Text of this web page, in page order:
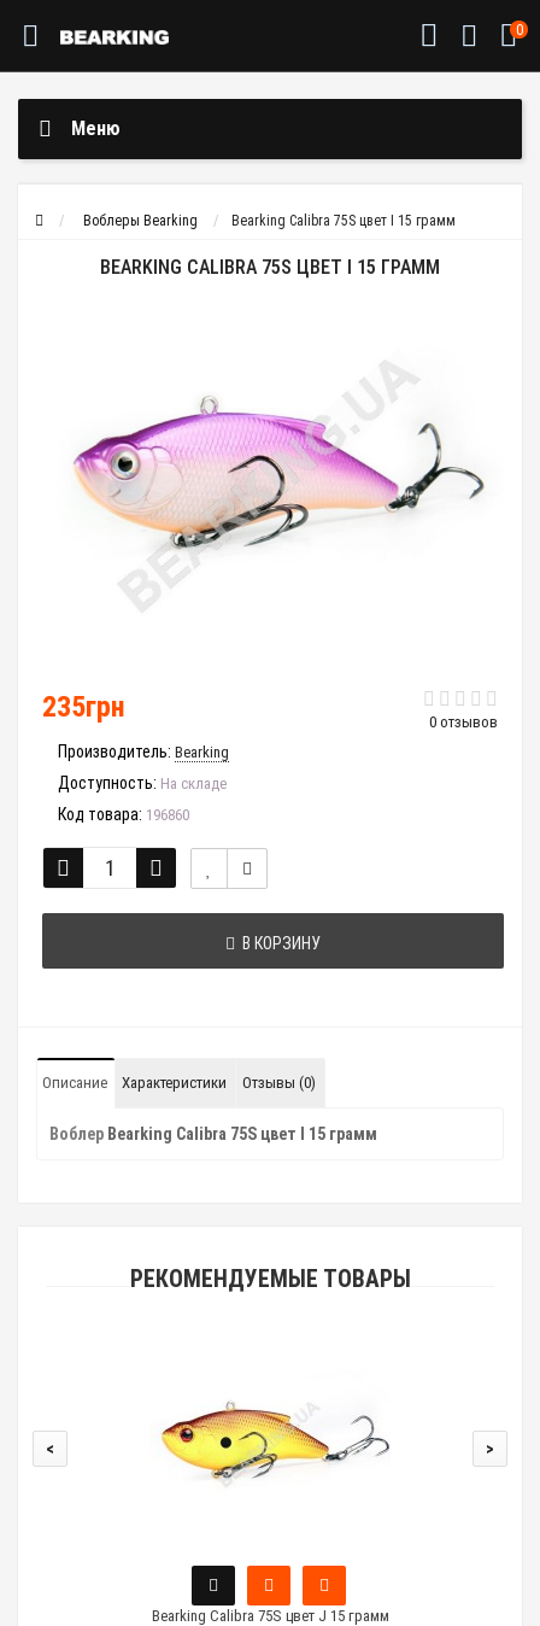
0
Меню
Воблеры Bearking Bearking Calibra 75S цвет I 15 грамм
BEARKING CALIBRA 75S ЦВЕТ I 15 ГРАММ
0 отзывов
235грн
Производитель: Bearking
Доступность: На складе
Код товара: 196860
В КОРЗИНУ
Описание Характеристики Отзывы (0)
Воблер Bearking Calibra 75S цвет I 15 грамм
РЕКОМЕНДУЕМЫЕ ТОВАРЫ
Bearking Calibra 75S цвет J 15 грамм
< >